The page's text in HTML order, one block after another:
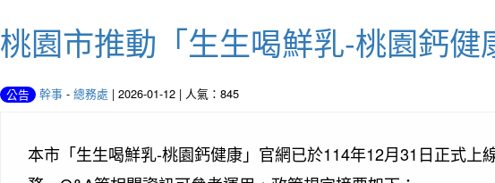
桃園市推動「生生喝鮮乳-桃園鈣
公告 幹事 - 總務處 | 2026-01-12 | 人氣：845
本市「生生喝鮮乳-桃園鈣健康」官網已於114年12月 31 日正式上